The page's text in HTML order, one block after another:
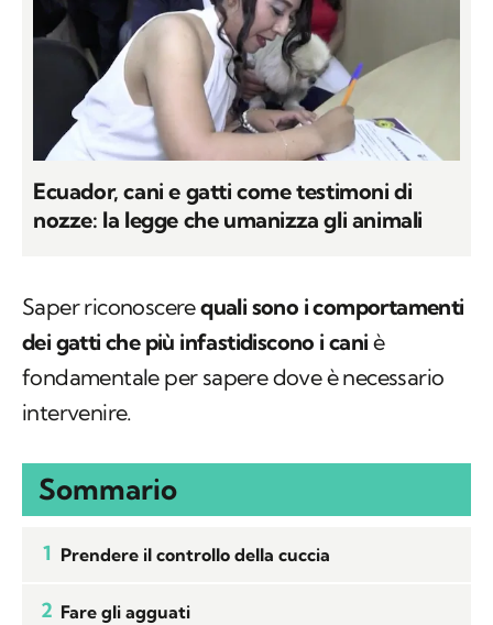
Ecuador, cani e gatti come testimoni di
nozze: la legge che umanizza gli animali
Saper riconoscerequali sono i comportamenti
dei gatti che più infastidiscono i cani è
fondamentale per sapere dove è necessario
intervenire.
Sommario
1 Prendere il controllo della cuccia
2 Fare gli agguati